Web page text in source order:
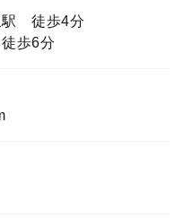
駅 徒歩4分
歩6分